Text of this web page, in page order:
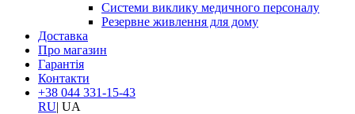
Системи виклику медичного персоналу
Резервне живлення для дому
Доставка
Про магазин
Гарантія
Контакти
+38 044 331-15-43
RU| UA